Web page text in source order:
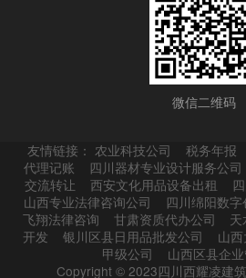
微信二维码
友情链接：农业科技公司 税务年报
代理记账
四川器材专业设计服务公司
交流转让
西安文化用品设备出租
山西专业法律咨询公司
四川绵阳数
飞翔法律咨询
甘肃资质代办公司
开发
银川区县日用品批发公司 山
甲级公司
山西区县企
Copyright © 2023四川西耀凌建